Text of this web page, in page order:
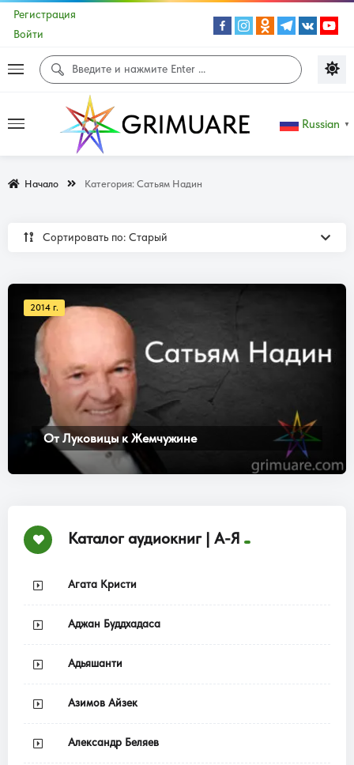
Регистрация
Войти
Russian ▼
Начало Категория: Сатьям Надин
Сортировать по: Cтарый
2014 г.
От Луковицы к Жемчужине
Каталог аудиокниг | А-Я
Агата Кристи
Аджан Буддхадаса
Адьяшанти
Азимов Айзек
Александр Беляев